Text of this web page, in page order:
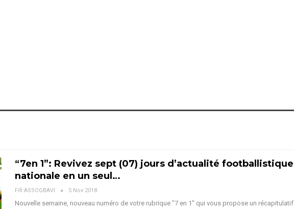
“7en 1”: Revivez sept (07) jours d’actualité footballistique
nationale en un seul…
Fifi ASSOGBAVI 5 Nov 2018
Nouvelle semaine, nouveau numéro de votre rubrique "7 en 1" qui vous propose un récapitulatif